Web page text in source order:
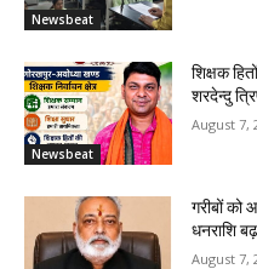
Newsbeat
Newsbeat
शिक्षक
शरदेन्दु
August 7,
गरीबों को
धनराशि
August 7,